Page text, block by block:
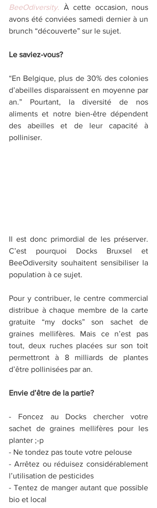
BeeOdiversity.
À cette occasion, nous
avons été conviées samedi dernier à un
brunch “découverte” sur le sujet.
Le saviez-vous?
“En Belgique, plus de 30% des colonies
d’abeilles disparaissent en moyenne par
an.” Pourtant, la diversité de nos
aliments et notre bien-être dépendent
des abeilles et de leur capacité à
polliniser.
Il est donc primordial de les préserver.
C’est pourquoi Docks Bruxsel et
BeeOdiversity souhaitent sensibiliser la
population à ce sujet.
Pour y contribuer, le centre commercial
distribue à chaque membre de la carte
gratuite “my docks” son sachet de
graines mellifères. Mais ce n’est pas
tout, deux ruches placées sur son toit
permettront à 8 milliards de plantes
d’être pollinisées par an.
Envie d’être de la partie?
- Foncez au Docks chercher votre
sachet de graines mellifères pour les
planter ;-p
- Ne tondez pas toute votre pelouse
- Arrêtez ou réduisez considérablement
l’utilisation de pesticides
- Tentez de manger autant que possible
bio et local